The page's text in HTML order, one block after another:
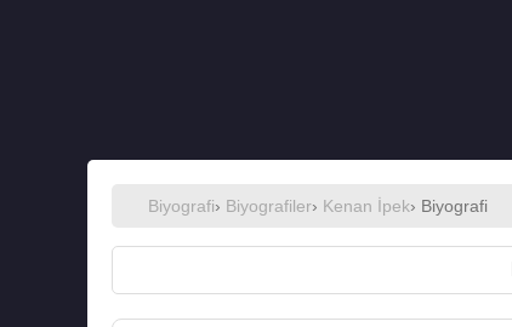
Biyografi› Biyografiler› Kenan İpek› Biyografi